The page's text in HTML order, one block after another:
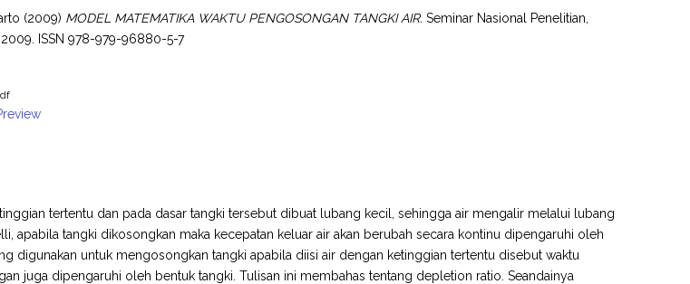
(2009) MODEL MATEMATIKA WAKTU PENGOSONGAN TANGKI AIR. Seminar Nasional Penelitian,
ISSN 978-979-96880-5-7
tertentu dan pada dasar tangki tersebut dibuat lubang kecil, sehingga air mengalir melalui lubang
apabila tangki dikosongkan maka kecepatan keluar air akan berubah secara kontinu dipengaruhi oleh
digunakan untuk mengosongkan tangki apabila diisi air dengan ketinggian tertentu disebut waktu
juga dipengaruhi oleh bentuk tangki. Tulisan ini membahas tentang depletion ratio. Seandainya